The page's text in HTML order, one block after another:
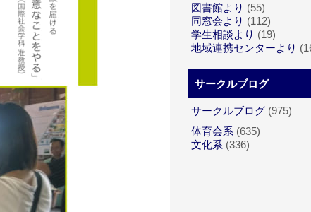
図書館より (55)
同窓会より (112)
学生相談より (19)
地域連携センターより
サークルブログ
サークルブログ (975)
体育会系 (635)
文化系 (336)